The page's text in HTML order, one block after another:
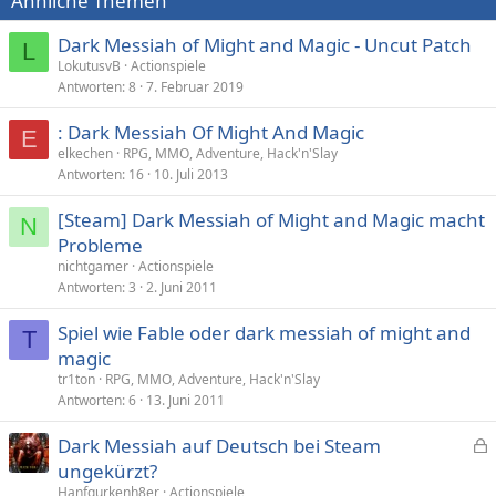
L Dark Messiah of Might and Magic - Uncut Patch
LokutusvB Actionspiele
Antworten 8 7. Februar 2019
E : Dark Messiah Of Might And Magic
elkechen RPG, MMO, Adventure, Hack'n'Slay
Antworten 16 10. Juli 2013
N
[Steam] Dark Messiah of Might and Magic macht
Probleme
nichtgamer Actionspiele
Antworten 3 2. Juni 2011
T
Spiel wie Fable oder dark messiah of might and
magic
tr1ton RPG, MMO, Adventure, Hack'n'Slay
Antworten 6 13. Juni 2011
Dark Messiah auf Deutsch bei Steam
ungekürzt?
Hanfgurkenh8er Actionspiele